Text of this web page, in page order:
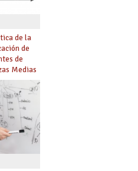
de la
de
de
Medias
26/27